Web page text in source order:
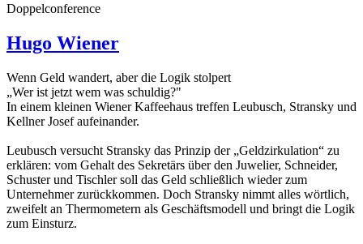
Doppelconference
Hugo Wiener
Wenn Geld wandert, aber die Logik stolpert
„Wer ist jetzt wem was schuldig?"
In einem kleinen Wiener Kaffeehaus treffen Leubusch, Stransky und
Kellner Josef aufeinander.
Leubusch versucht Stransky das Prinzip der „Geldzirkulation“ zu
erklären: vom Gehalt des Sekretärs über den Juwelier, Schneider,
Schuster und Tischler soll das Geld schließlich wieder zum
Unternehmer zurückkommen. Doch Stransky nimmt alles wörtlich,
zweifelt an Thermometern als Geschäftsmodell und bringt die Logik
zum Einsturz.